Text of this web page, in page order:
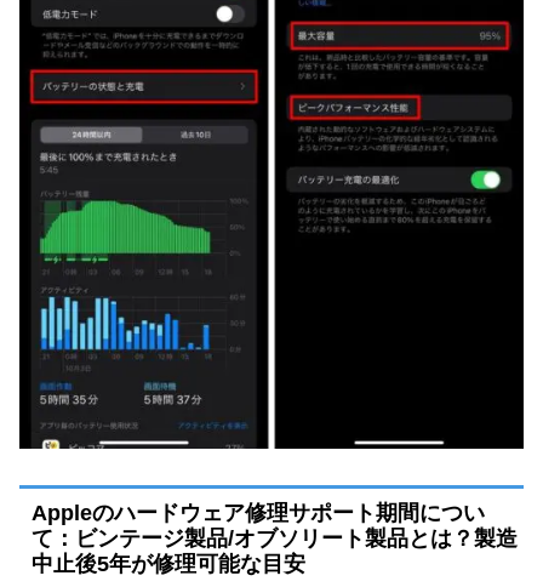
Appleのハードウェア修理サポート期間につい
て：ビンテージ製品/オブソリート製品とは？製造
中止後5年が修理可能な目安